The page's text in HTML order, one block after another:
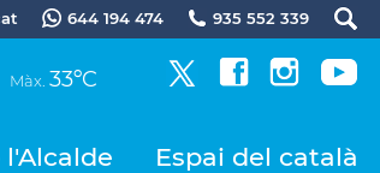
644 194 474 935 552 339
Màx. 33ºC
Espai del català